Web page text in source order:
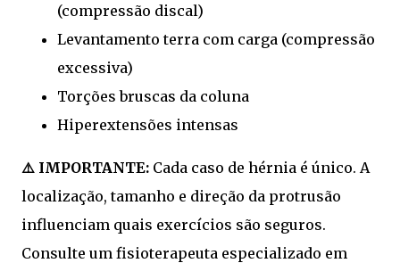
(compressão discal)
Levantamento terra com carga (compressão
excessiva)
Torções bruscas da coluna
Hiperextensões intensas
⚠️ IMPORTANTE: Cada caso de hérnia é único. A
localização, tamanho e direção da protrusão
influenciam quais exercícios são seguros.
Consulte um fisioterapeuta especializado em